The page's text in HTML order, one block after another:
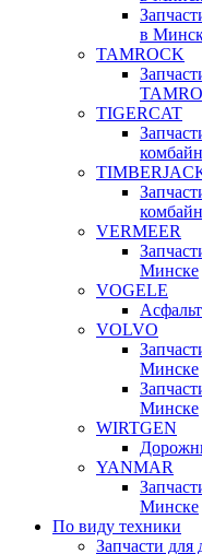
в
TAMROCK
TIGERCAT
VERMEER
Минске
VOGELE
VOLVO
Минске
Минске
WIRTGEN
YANMAR
Минске
По виду техники
Запчасти для